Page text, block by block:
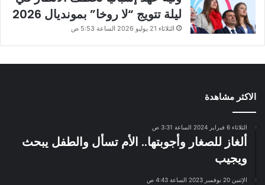
ليلة تتويج “لا روخا” بمونديال 2026
الثلاثاء 21 يوليو 2026 الساعة 5:53 ص
الاكثر مشاهدة
الثلاثاء 6 فبراير 2024 الساعة 3:31 ص
ألغاز للصغار وأجوبتها.. الأم تسأل والطفل يبحث
ويجيب
الإثنين 20 نوفمبر 2023 الساعة 4:43 ص